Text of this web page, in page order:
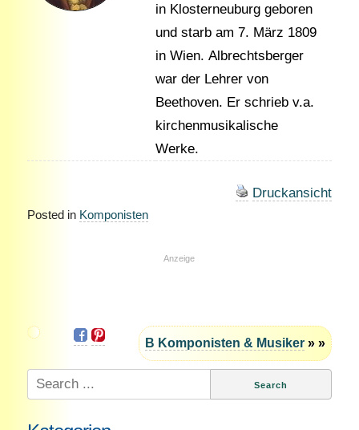
in Klosterneuburg geboren
und starb am 7. März 1809
in Wien. Albrechtsberger
war der Lehrer von
Beethoven. Er schrieb v.a.
kirchenmusikalische
Werke.
Druckansicht
Posted in Komponisten
Anzeige
B Komponisten & Musiker» »
Search
for: